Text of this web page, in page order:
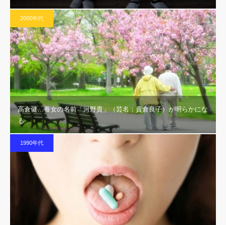
2000年代
高倉健…養女の名前「河野貴」（芸名：貴倉良子）が明らかにな
る
1990年代